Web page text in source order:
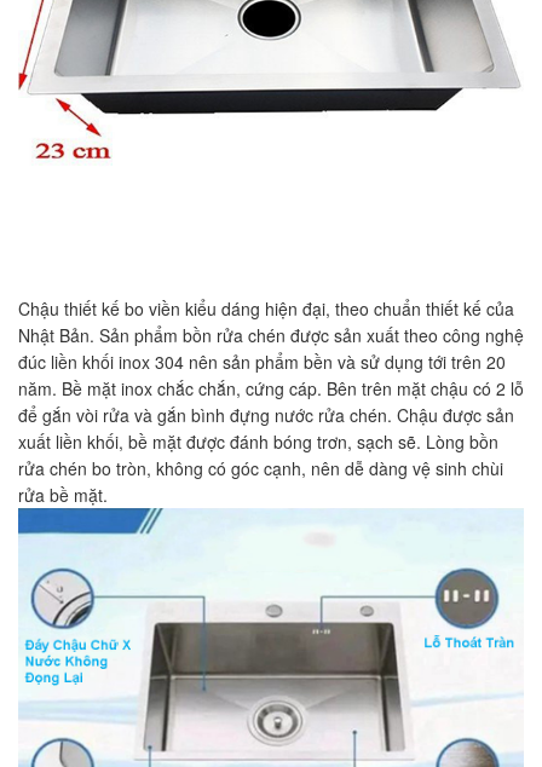
Chậu thiết kế bo viền kiểu dáng hiện đại, theo chuẩn thiết kế của
Nhật Bản. Sản phẩm bồn rửa chén được sản xuất theo công nghệ
đúc liền khối inox 304 nên sản phẩm bền và sử dụng tới trên 20
năm. Bề mặt inox chắc chắn, cứng cáp. Bên trên mặt chậu có 2 lỗ
để gắn vòi rửa và gắn bình đựng nước rửa chén. Chậu được sản
xuất liền khối, bề mặt được đánh bóng trơn, sạch sẽ. Lòng bồn
rửa chén bo tròn, không có góc cạnh, nên dễ dàng vệ sinh chùi
rửa bề mặt.